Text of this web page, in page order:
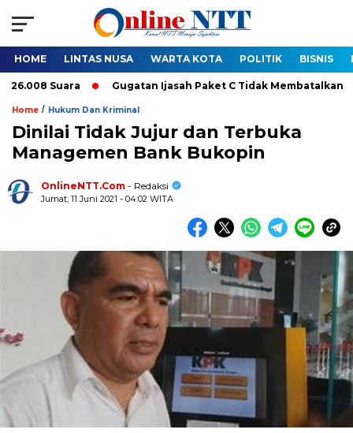
HOME LINTAS NUSA WARTA KOTA POLITIK BISNIS
Suara Gugatan Ijasah Paket C Tidak Membatalkan
Home / Hukum Dan Kriminal
Dinilai Tidak Jujur dan Terbuka
Managemen Bank Bukopin
OnlineNTT.Com - Redaksi
Jumat, 11 Juni 2021 - 04:02 WITA